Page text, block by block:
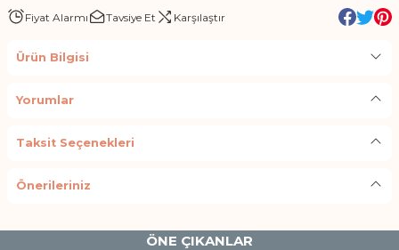
Fiyat Alarmı Tavsiye Et Karşılaştır
Ürün Bilgisi
Yorumlar
Taksit Seçenekleri
Önerileriniz
ÖNE ÇIKANLAR